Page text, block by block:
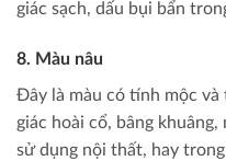
giác sạch, dấu bụi bẩn
8. Màu nâu
Đây là màu có tính mộc
giác hoài cổ, bâng
sử dụng nội thất, hay